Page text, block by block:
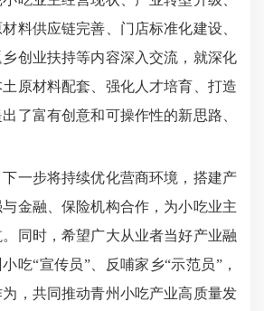
料供应链完善、门店标准化建设、
创业扶持等内容深入交流，就深化
原材料配套、强化人才培育、打造
了富有创意和可操作性的新思路、
步将持续优化营商环境，搭建产
金融、保险机构合作，为小吃业主
同时，希望广大从业者当好产业融
吃“宣传员”、反哺家乡“示范员”，
，共同推动青州小吃产业高质量发